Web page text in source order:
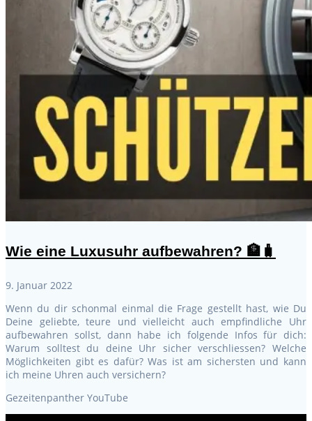
Wie eine Luxusuhr aufbewahren? 🏦🧳
9. Januar 2022
Wenn du dir schonmal einmal die Frage gestellt hast, wie Du
Deine geliebte, teure und vielleicht auch empfindliche Uhr
aufbewahren sollst, dann habe ich folgende Infos für dich:
Warum solltest du deine Uhr sicher verschliessen? Welche
Möglichkeiten gibt es dafür? Was ist am sichersten und kann
ich meine Uhren auch versichern?
Gezeitenpanther YouTube